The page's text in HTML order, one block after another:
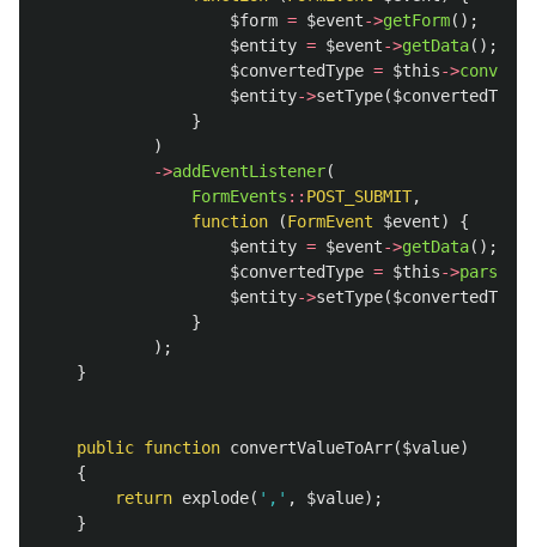
$form = $event->getForm();
$entity = $event->getData();
$convertedType = $this->
$entity->setType($convertedType
}
)
->addEventListener(
FormEvents :: POST_SUBMIT,
function
(FormEvent $event)
{
$entity = $event->getData();
$convertedType = $this->
$entity->setType($convertedType
}
);
}
public function convertValueToArr($value)
{
return explode( ',' , $value);
}